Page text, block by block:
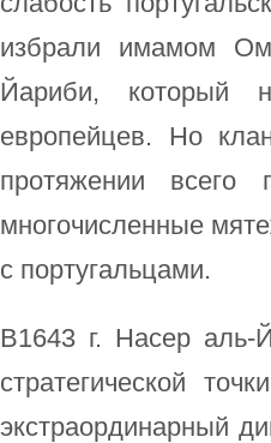
избрали имамом
Йариби, который
европейцев. Но
протяжении
многочисленные
с португальцами.
В1643 г. Насер аль-
стратегической
экстраординарный